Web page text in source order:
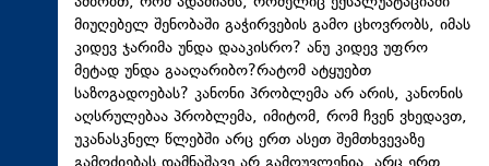
მიუღებელ შენობაში გაჭირვების გამო ცხოვრობს, იმას
კიდევ ჯარიმა უნდა დააკისრო? ანუ კიდევ უფრო
მეტად უნდა გააღარიბო?რატომ ატყუებთ
საზოგადოებას? კანონი პრობლემა არ არის, კანონის
აღსრულებაა პრობლემა, იმიტომ, რომ ჩვენ ვხედავთ,
უკანასკნელ წლებში არც ერთ ასეთ შემთხვევაზე